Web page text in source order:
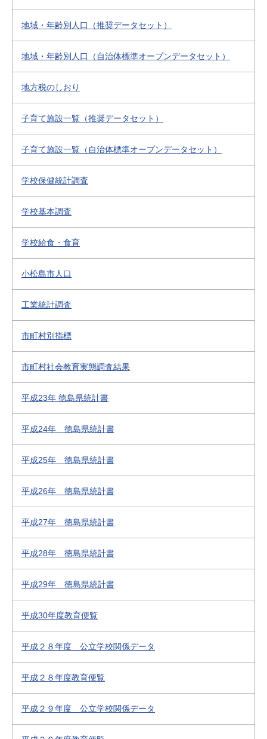
地域・年齢別人口（推奨データセット）
地域・年齢別人口（自治体標準オープンデータセット）
地方税のしおり
子育て施設一覧（推奨データセット）
子育て施設一覧（自治体標準オープンデータセット）
学校保健統計調査
学校基本調査
学校給食・食育
小松島市人口
工業統計調査
市町村別指標
市町村社会教育実態調査結果
平成23年 徳島県統計書
平成24年 徳島県統計書
平成25年 徳島県統計書
平成26年 徳島県統計書
平成27年 徳島県統計書
平成28年 徳島県統計書
平成29年 徳島県統計書
平成30年度教育便覧
平成２８年度 公立学校関係データ
平成２８年度教育便覧
平成２９年度 公立学校関係データ